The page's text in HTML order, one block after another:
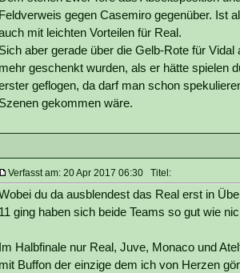
Feldverweis gegen Casemiro gegenüber. Ist
mit leichten Vorteilen für Real.
Sich aber gerade über die Gelb-Rote für
mehr geschenkt wurden, als er hätte spielen
geflogen, da darf man schon
Szenen gekommen wäre.
Verfasst am: 20 Apr 2017 06:30 Titel:
du da ausblendest das Real erst in
11 ging haben sich beide Teams so gut wie
Im Halbfinale nur Real, Juve, Monaco und
mit Buffon der einzige dem ich von Herzen